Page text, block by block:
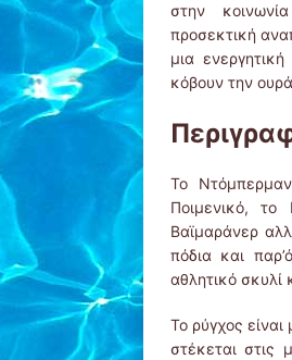
στην
προσεκτική
μια
κόβουν την
Το
Ποιμενικό, το
Βαϊμαράνερ
πόδια και
αθλητικό σκυλί
Το ρύγχος
στέκεται στις